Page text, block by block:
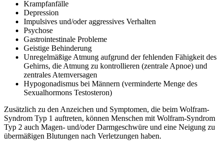
Krampfanfälle
Depression
Impulsives und/oder aggressives Verhalten
Psychose
Gastrointestinale Probleme
Geistige Behinderung
Unregelmäßige Atmung aufgrund der fehlenden Fähigkeit des
Gehirns, die Atmung zu kontrollieren (zentrale Apnoe) und
zentrales Atemversagen
Hypogonadismus bei Männern (verminderte Menge des
Sexualhormons Testosteron)
Zusätzlich zu den Anzeichen und Symptomen, die beim Wolfram-
Syndrom Typ 1 auftreten, können Menschen mit Wolfram-Syndrom
Typ 2 auch Magen- und/oder Darmgeschwüre und eine Neigung zu
übermäßigen Blutungen nach Verletzungen haben.